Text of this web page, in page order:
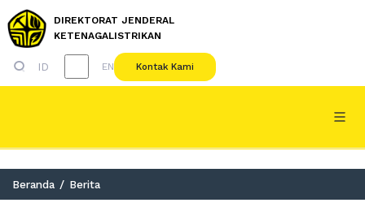
DIREKTORAT JENDERAL
KETENAGALISTRIKAN
ID EN Kontak Kami
Beranda / Berita